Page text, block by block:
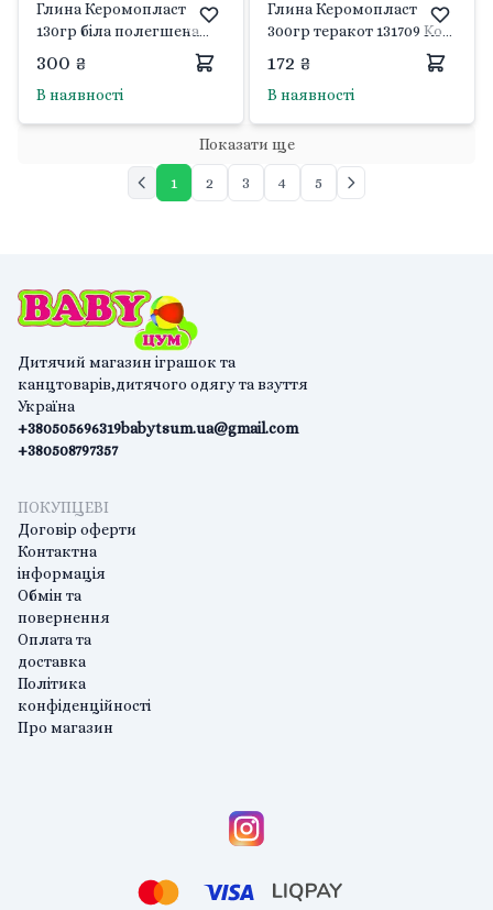
Глина Керомопласт
130гр біла полегшена
300 ₴
В наявності
Глина Керомопласт
300гр теракот 131709 Koh-
172 ₴
В наявності
Показати ще
1 2 3 4 5
Дитячий магазин іграшок та
канцтоварів,дитячого одягу та взуття
Україна
+380505696319
+380508797357
babytsum.ua@gmail.com
ПОКУПЦЕВІ
Договір оферти
Контактна
інформація
Обмін та
повернення
Оплата та
доставка
Політика
конфіденційності
Про магазин